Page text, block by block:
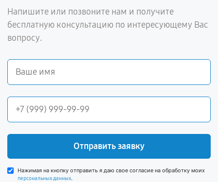
Напишите или позвоните нам и получите
бесплатную консультацию по интересующему Вас
вопросу.
Отправить заявку
Нажимая на кнопку отправить я даю свое согласие на обработку моих
персональных данных.